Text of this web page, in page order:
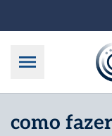
como